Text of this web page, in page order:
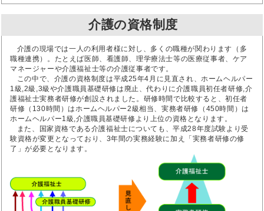
介護の資格制度
介護の現場では一人の利用者様に対し、多くの職種が関わります（多
職種連携）。たとえば医師、看護師、理学療法士等の医療従事者、ケア
マネージャーや介護福祉士等の介護従事者です。
この中で、介護の資格制度は平成25年4月に見直され、ホームヘルパー
1級,2級,3級や介護職員基礎研修は廃止、代わりに介護職員初任者研修,介
護福祉士実務者研修が創設されました。研修時間で比較すると、初任者
研修（130時間）はホームヘルパー2級相当、実務者研修（450時間）は
ホームヘルパー1級,介護職員基礎研修より上位の資格となります。
また、国家資格である介護福祉士についても、平成28年度試験より受
験資格が変更となっており、3年間の実務経験に加え「実務者研修の修
了」が必要となります。